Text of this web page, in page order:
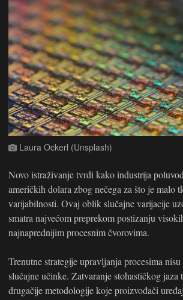
Laura Ockerl (Unsplash)
Novo istraživanje tvrdi kako industrija
američkih dolara zbog nečega za što je malo
varijabilnosti. Ovaj oblik slučajne varijacije
smatra najvećom preprekom postizanju
najnaprednijim procesnim čvorovima.
Trenutne strategije upravljanja procesima
slučajne učinke. Zatvaranje stohastičkog jaza
drugačije metodologije koje proizvođači